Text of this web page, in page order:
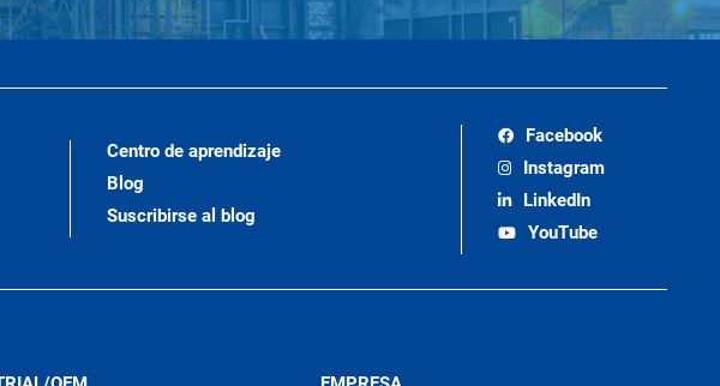
Centro de aprendizaje
Blog
Suscribirse al blog
Facebook
Instagram
LinkedIn
YouTube